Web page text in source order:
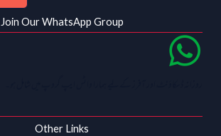
Join Our WhatsApp Group
Other Links